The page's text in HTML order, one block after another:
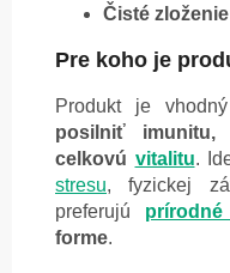
Čisté zloženie
Pre koho je
Produkt je
posilniť
celkovú vitalitu.
stresu, fyzickej
preferujú
forme.